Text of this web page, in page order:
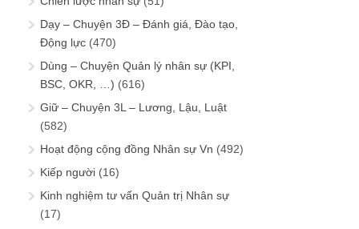
Dạy – Chuyện 3Đ – Đánh giá, Đào tạo,
Động lực (470)
Dùng – Chuyện Quản lý nhân sự (KPI,
BSC, OKR, …) (616)
Giữ – Chuyện 3L – Lương, Lậu, Luật
(582)
Hoạt động cộng đồng Nhân sự Vn (492)
Kiếp người (16)
Kinh nghiệm tư vấn Quản trị Nhân sự
(17)